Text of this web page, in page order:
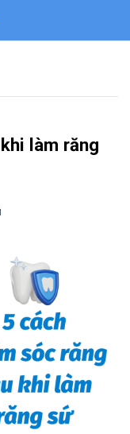
làm răng